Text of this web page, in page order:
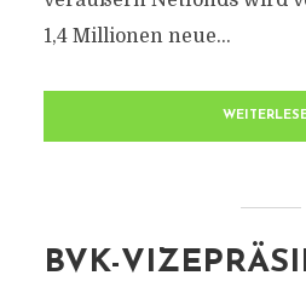
1,4 Millionen neue...
BVK-